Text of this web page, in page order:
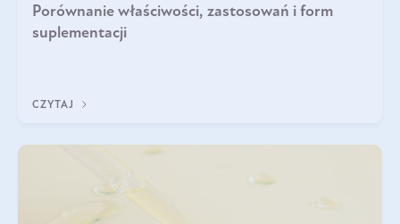
Porównanie właściwości, zastosowań i form
suplementacji
CZYTAJ